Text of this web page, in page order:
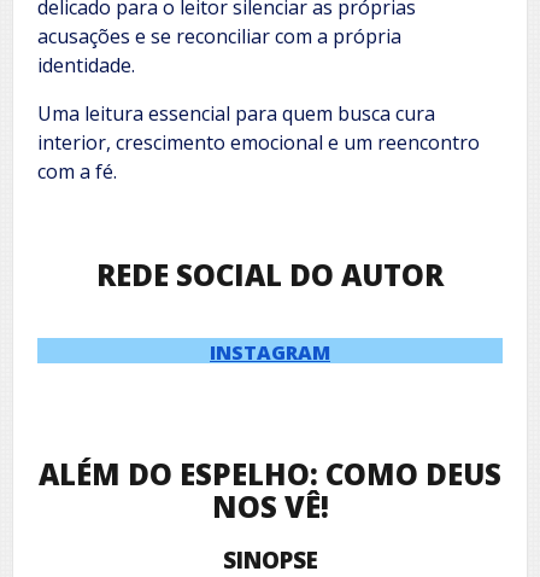
delicado para o leitor silenciar as próprias
acusações e se reconciliar com a própria
identidade.
Uma leitura essencial para quem busca cura
interior, crescimento emocional e um reencontro
com a fé.
REDE SOCIAL DO AUTOR
INSTAGRAM
ALÉM DO ESPELHO: COMO DEUS
NOS VÊ!
SINOPSE